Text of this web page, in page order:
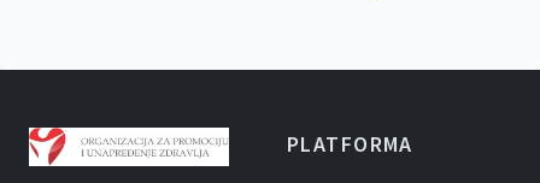
PLATFORMA